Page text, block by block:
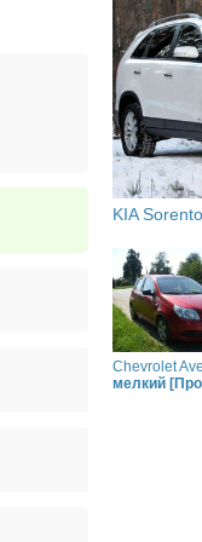
KIA Sorento
Chevrolet
мелкий